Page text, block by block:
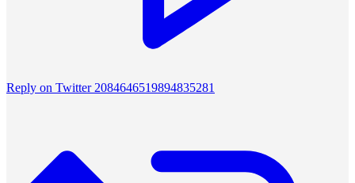
Reply on Twitter 2084646519894835281